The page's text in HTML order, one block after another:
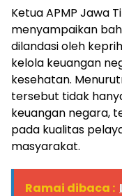
Ketua APMP Jawa
menyampaikan
dilandasi oleh
kelola keuangan
kesehatan.
tersebut tidak
keuangan negara,
pada kualitas
masyarakat.
Ramai dibaca :